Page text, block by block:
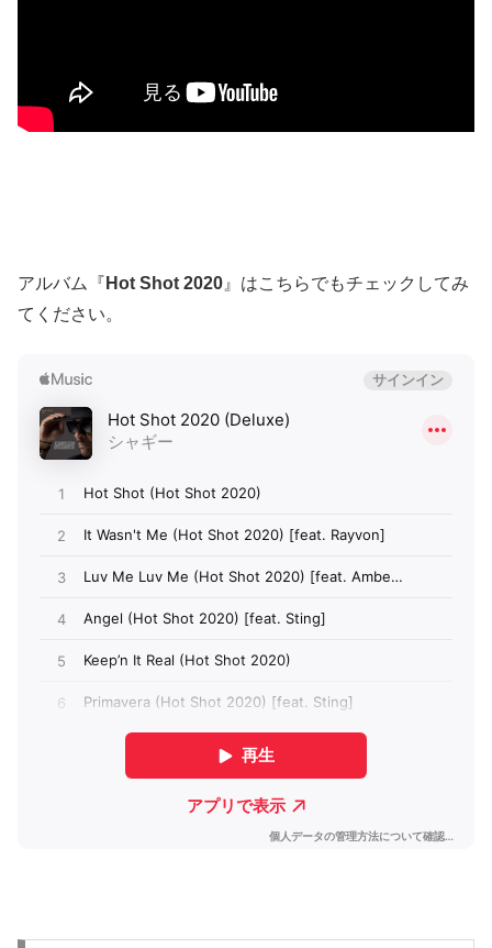
アルバム『 Hot Shot 2020 』はこちらでもチェックしてみ
てください。